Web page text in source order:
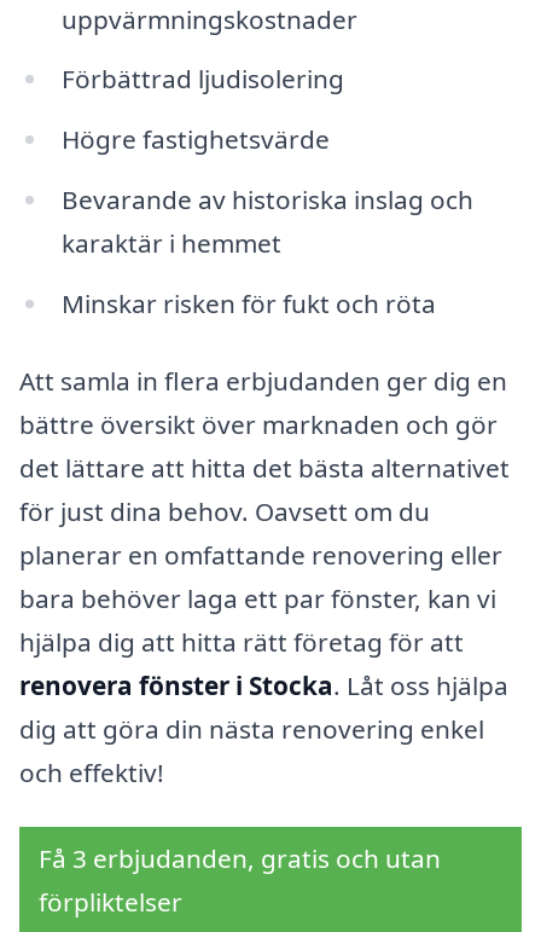
uppvärmningskostnader
Förbättrad ljudisolering
Högre fastighetsvärde
Bevarande av historiska inslag och
karaktär i hemmet
Minskar risken för fukt och röta
Att samla in flera erbjudanden ger dig en
bättre översikt över marknaden och gör
det lättare att hitta det bästa alternativet
för just dina behov. Oavsett om du
planerar en omfattande renovering eller
bara behöver laga ett par fönster, kan vi
hjälpa dig att hitta rätt företag för att
renovera fönster i Stocka. Låt oss hjälpa
dig att göra din nästa renovering enkel
och effektiv!
Få 3 erbjudanden, gratis och utan
förpliktelser